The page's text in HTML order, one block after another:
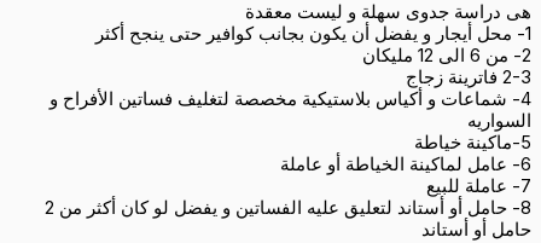
هى دراسة جدوى سهلة و ليست معقدة
1- محل أيجار و يفضل أن يكون بجانب كوافير حتى ينجح أكثر
2- من 6 الى 12 مليكان
2-3 فاترينة زجاج
4- شماعات و أكياس بلاستيكية مخصصة لتغليف
فساتين الأفراح و
السواريه
5-ماكينة خياطة
6- عامل لماكينة الخياطة أو عاملة
7- عاملة للبيع
8- حامل أو أستاند لتعليق عليه الفساتين و يفضل لو كان أكثر من 2
حامل أو أستاند